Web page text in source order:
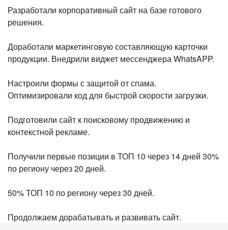
Разработали корпоративный сайт на базе готового
решения.
Доработали маркетинговую составляющую карточки
продукции. Внедрили виджет мессенджера WhatsAPP.
Настроили формы с защитой от спама.
Оптимизировали код для быстрой скорости загрузки.
Подготовили сайт к поисковому продвижению и
контекстной рекламе.
Получили первые позиции в ТОП 10 через 14 дней 30%
по региону через 20 дней.
50% ТОП 10 по региону через 30 дней.
Продолжаем дорабатывать и развивать сайт.